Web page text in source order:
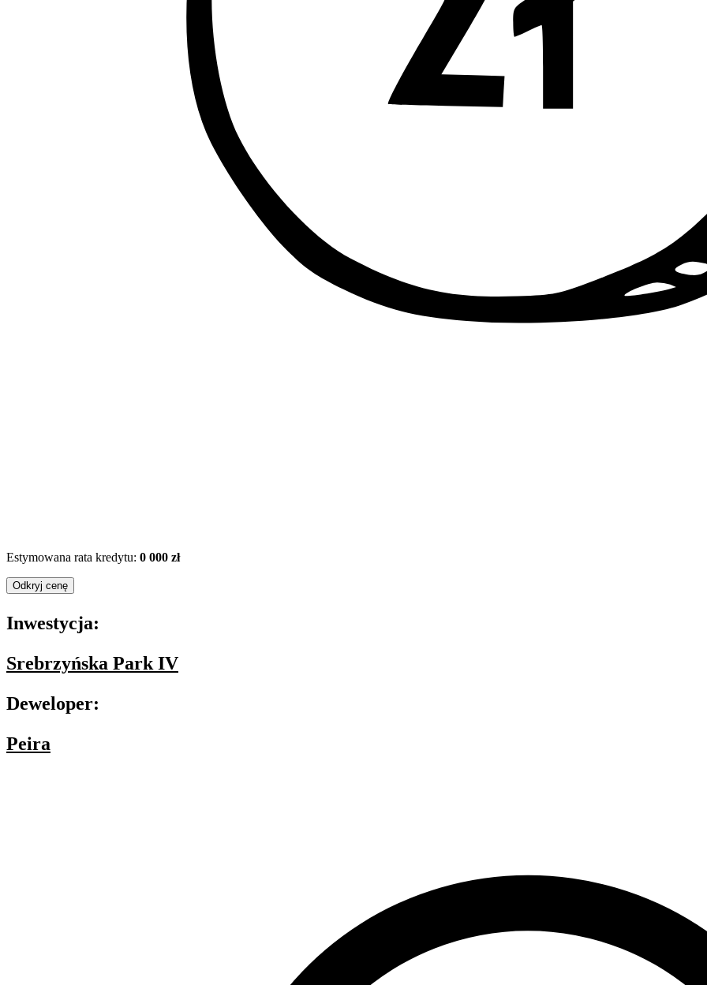
Estymowana rata kredytu: 0 000 zł
Odkryj cenę
Inwestycja:
Srebrzyńska Park IV
Deweloper:
Peira